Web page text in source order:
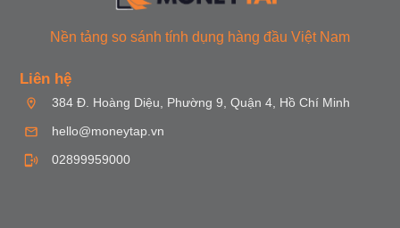
Nền tảng so sánh tính dụng hàng đầu Việt Nam
Liên hệ
384 Đ. Hoàng Diệu, Phường 9, Quận 4, Hồ Chí Minh
hello@moneytap.vn
02899959000